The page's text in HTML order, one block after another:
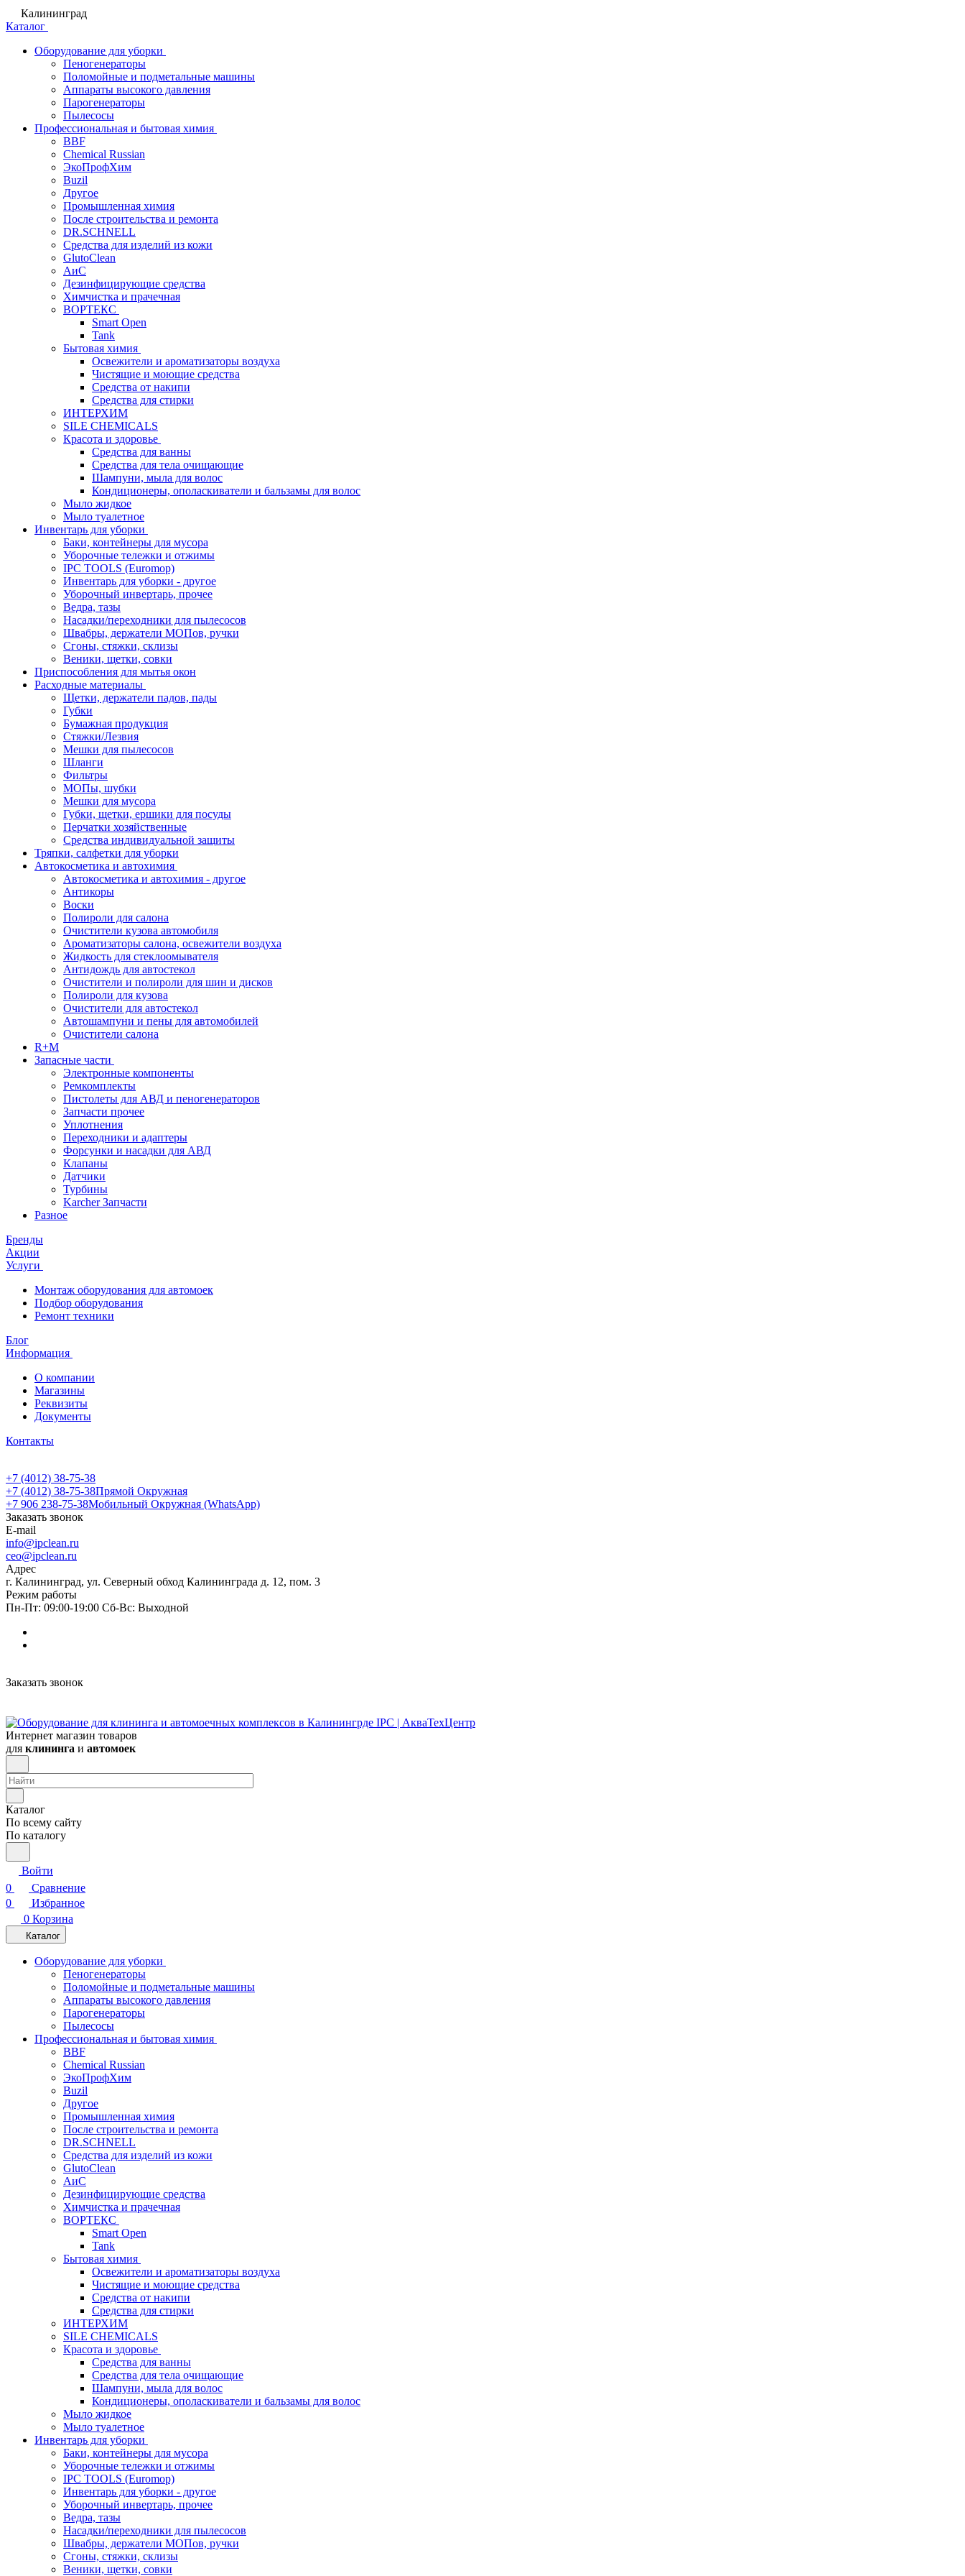
Калининград
Каталог
Оборудование для уборки
Пеногенераторы
Поломойные и подметальные машины
Аппараты высокого давления
Парогенераторы
Пылесосы
Профессиональная и бытовая химия
BBF
Chemical Russian
ЭкоПрофХим
Buzil
Другое
Промышленная химия
После строительства и ремонта
DR.SCHNELL
Средства для изделий из кожи
GlutoClean
АиС
Дезинфицирующие средства
Химчистка и прачечная
ВОРТЕКС
Smart Open
Tank
Бытовая химия
Освежители и ароматизаторы воздуха
Чистящие и моющие средства
Средства от накипи
Средства для стирки
ИНТЕРХИМ
SILE CHEMICALS
Красота и здоровье
Средства для ванны
Средства для тела очищающие
Шампуни, мыла для волос
Кондиционеры, ополаскиватели и бальзамы для волос
Мыло жидкое
Мыло туалетное
Инвентарь для уборки
Баки, контейнеры для мусора
Уборочные тележки и отжимы
IPC TOOLS (Euromop)
Инвентарь для уборки - другое
Уборочный инвертарь, прочее
Ведра, тазы
Насадки/переходники для пылесосов
Швабры, держатели МОПов, ручки
Сгоны, стяжки, склизы
Веники, щетки, совки
Приспособления для мытья окон
Расходные материалы
Щетки, держатели падов, пады
Губки
Бумажная продукция
Стяжки/Лезвия
Мешки для пылесосов
Шланги
Фильтры
МОПы, шубки
Мешки для мусора
Губки, щетки, ершики для посуды
Перчатки хозяйственные
Средства индивидуальной защиты
Тряпки, салфетки для уборки
Автокосметика и автохимия
Автокосметика и автохимия - другое
Антикоры
Воски
Полироли для салона
Очистители кузова автомобиля
Ароматизаторы салона, освежители воздуха
Жидкость для стеклоомывателя
Антидождь для автостекол
Очистители и полироли для шин и дисков
Полироли для кузова
Очистители для автостекол
Автошампуни и пены для автомобилей
Очистители салона
R+M
Запасные части
Электронные компоненты
Ремкомплекты
Пистолеты для АВД и пеногенераторов
Запчасти прочее
Уплотнения
Переходники и адаптеры
Форсунки и насадки для АВД
Клапаны
Датчики
Турбины
Karcher Запчасти
Разное
Бренды
Акции
Услуги
Монтаж оборудования для автомоек
Подбор оборудования
Ремонт техники
Блог
Информация
О компании
Магазины
Реквизиты
Документы
Контакты
+7 (4012) 38-75-38
+7 (4012) 38-75-38Прямой Окружная
+7 906 238-75-38Мобильный Окружная (WhatsApp)
Заказать звонок
E-mail
info@ipclean.ru
ceo@ipclean.ru
Адрес
г. Калининград, ул. Северный обход Калининграда д. 12, пом. 3
Режим работы
Пн-Пт: 09:00-19:00 Сб-Вс: Выходной
Заказать звонок
Интернет магазин товаров
для клининга и автомоек
Каталог
По всему сайту
По каталогу
Войти
0
Сравнение
0
Избранное
0 Корзина
Каталог
Оборудование для уборки
Пеногенераторы
Поломойные и подметальные машины
Аппараты высокого давления
Парогенераторы
Пылесосы
Профессиональная и бытовая химия
BBF
Chemical Russian
ЭкоПрофХим
Buzil
Другое
Промышленная химия
После строительства и ремонта
DR.SCHNELL
Средства для изделий из кожи
GlutoClean
АиС
Дезинфицирующие средства
Химчистка и прачечная
ВОРТЕКС
Smart Open
Tank
Бытовая химия
Освежители и ароматизаторы воздуха
Чистящие и моющие средства
Средства от накипи
Средства для стирки
ИНТЕРХИМ
SILE CHEMICALS
Красота и здоровье
Средства для ванны
Средства для тела очищающие
Шампуни, мыла для волос
Кондиционеры, ополаскиватели и бальзамы для волос
Мыло жидкое
Мыло туалетное
Инвентарь для уборки
Баки, контейнеры для мусора
Уборочные тележки и отжимы
IPC TOOLS (Euromop)
Инвентарь для уборки - другое
Уборочный инвертарь, прочее
Ведра, тазы
Насадки/переходники для пылесосов
Швабры, держатели МОПов, ручки
Сгоны, стяжки, склизы
Веники, щетки, совки